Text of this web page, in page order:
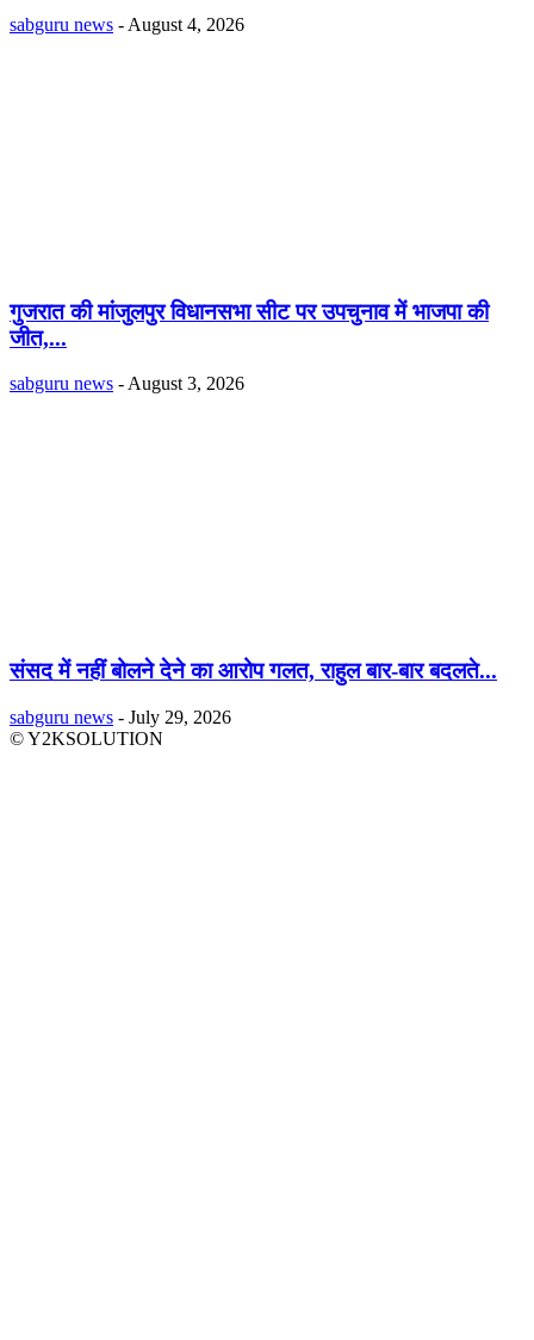
sabguru news - August 4, 2026
गुजरात की मांजुलपुर विधानसभा सीट पर उपचुनाव में भाजपा की
जीत,...
sabguru news - August 3, 2026
संसद में नहीं बोलने देने का आरोप गलत, राहुल बार-बार बदलते...
sabguru news - July 29, 2026
© Y2KSOLUTION